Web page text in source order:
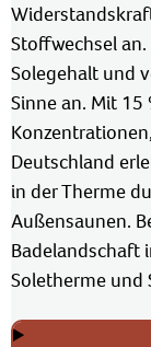
Stoffwechsel
Solegehalt und
Sinne an. Mit 15
Deutschland
in der Therme
Außensaunen.
Badelandschaft
Soletherme und